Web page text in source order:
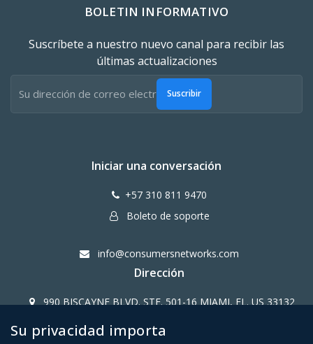
BOLETIN INFORMATIVO
Suscríbete a nuestro nuevo canal para recibir las
últimas actualizaciones
Suscribir
Iniciar una conversación
+57 310 811 9470
Boleto de soporte
info@consumersnetworks.com
Dirección
990 BISCAYNE BLVD. STE. 501-16 MIAMI, FL. US 33132
Su privacidad importa